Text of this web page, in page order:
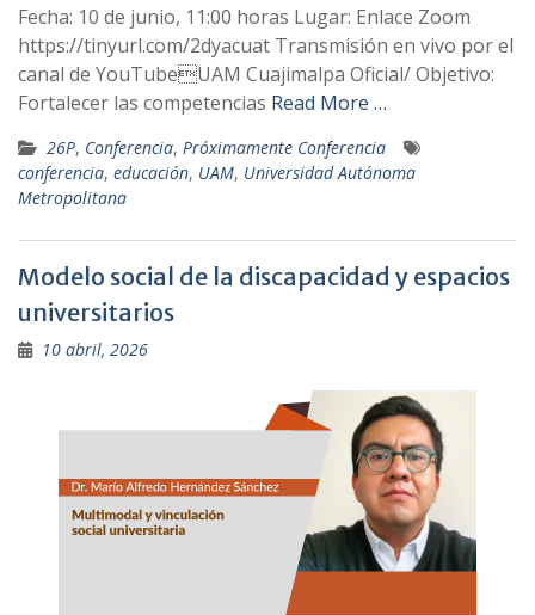
Fecha: 10 de junio, 11:00 horas Lugar: Enlace Zoom
https://tinyurl.com/2dyacuat Transmisión en vivo por el
canal de YouTubeUAM Cuajimalpa Oficial/ Objetivo:
Fortalecer las competencias Read More …
26P, Conferencia, Próximamente Conferencia
conferencia, educación, UAM, Universidad Autónoma
Metropolitana
Modelo social de la discapacidad y espacios
universitarios
10 abril, 2026